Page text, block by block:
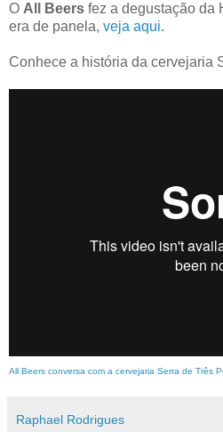
O All Beers fez a degustação da
era de panela, veja aqui.
Conhece a história da cervejaria
All Beers conversa com a cervejaria Serra de Três
Raphael Rodrigues